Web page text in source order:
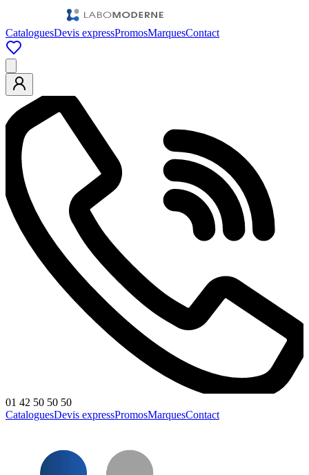
CataloguesDevis expressPromosMarquesContact
01 42 50 50 50
CataloguesDevis expressPromosMarquesContact